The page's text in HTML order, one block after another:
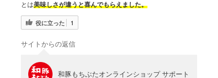
とは美味しさが違うと喜んでもらえました。
役に立った 1
サイトからの返信
和豚もちぶたオンラインショップ サポート